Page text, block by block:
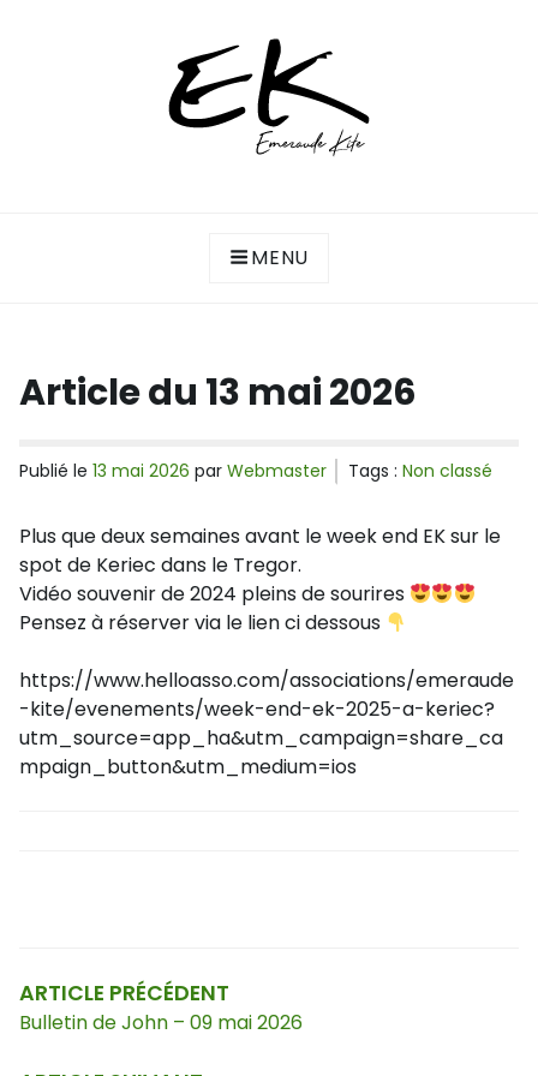
MENU
Article du 13 mai 2026
Publié le 13 mai 2026 par Webmaster Tags : Non classé
Plus que deux semaines avant le week end EK sur le
spot de Keriec dans le Tregor.
Vidéo souvenir de 2024 pleins de sourires
Pensez à réserver via le lien ci dessous
https://www.helloasso.com/associations/emeraude
-kite/evenements/week-end-ek-2025-a-keriec?
utm_source=app_ha&utm_campaign=share_ca
mpaign_button&utm_medium=ios
l’article
ARTICLE PRÉCÉDENT
Bulletin de John – 09 mai 2026